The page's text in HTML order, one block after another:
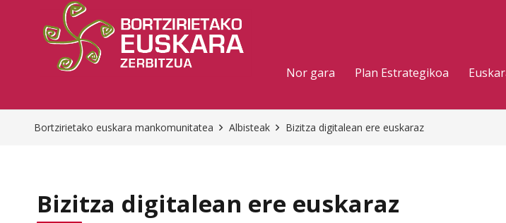
Nor gara Plan Estrategikoa
Bortzirietako euskara mankomunitatea Albisteak Bizitza digitalean ere euskaraz
Bizitza digitalean ere euskaraz